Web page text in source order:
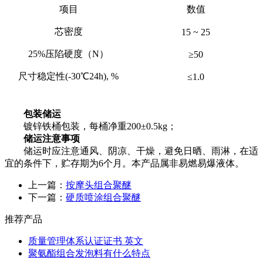
项目 数值
芯密度 15 ~ 25
25%压陷硬度（N） ≥50
尺寸稳定性(-30℃24h), % ≤1.0
包装储运
镀锌铁桶包装，每桶净重200±0.5kg；
储运注意事项
储运时应注意通风、阴凉、干燥，避免日晒、雨淋，在适
宜的条件下，贮存期为6个月。本产品属非易燃易爆液体。
上一篇： 按摩头组合聚醚
下一篇： 硬质喷涂组合聚醚
推荐产品
质量管理体系认证证书 英文
聚氨酯组合发泡料有什么特点